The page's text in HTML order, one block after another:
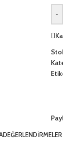
-